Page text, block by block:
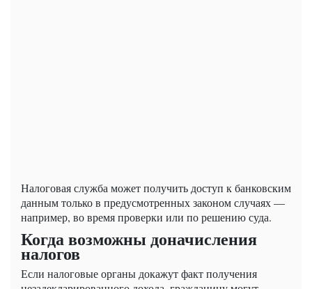
Налоговая служба может получить доступ к банковским
данным только в предусмотренных законом случаях —
например, во время проверки или по решению суда.
Когда возможны доначисления
налогов
Если налоговые органы докажут факт получения